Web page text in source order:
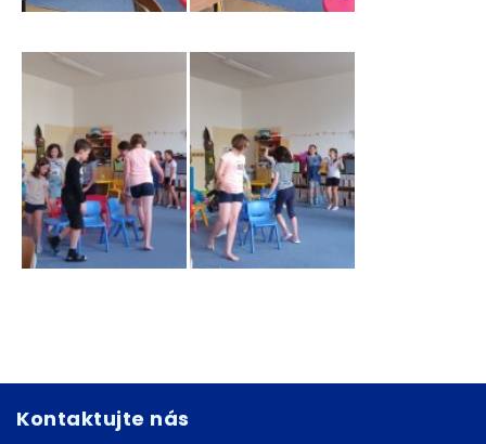
Kontaktujte nás